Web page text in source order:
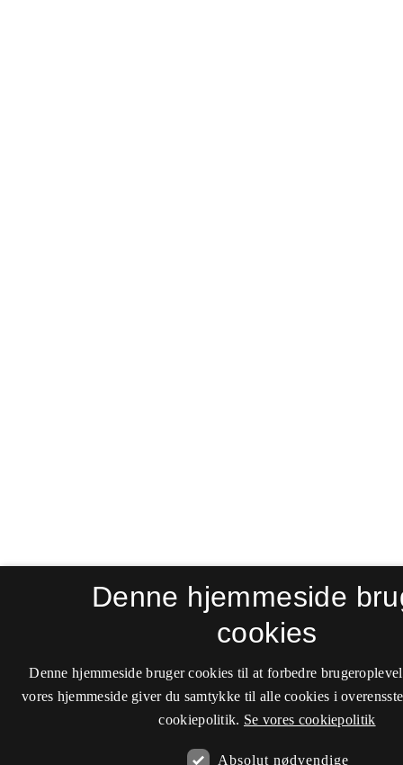
Denne hjemmeside
cookies
Denne hjemmeside bruger cookies til at forbedre
vores hjemmeside giver du samtykke til alle cookies i
cookiepolitik. Se vores cookiepolitik
Absolut nødvendige